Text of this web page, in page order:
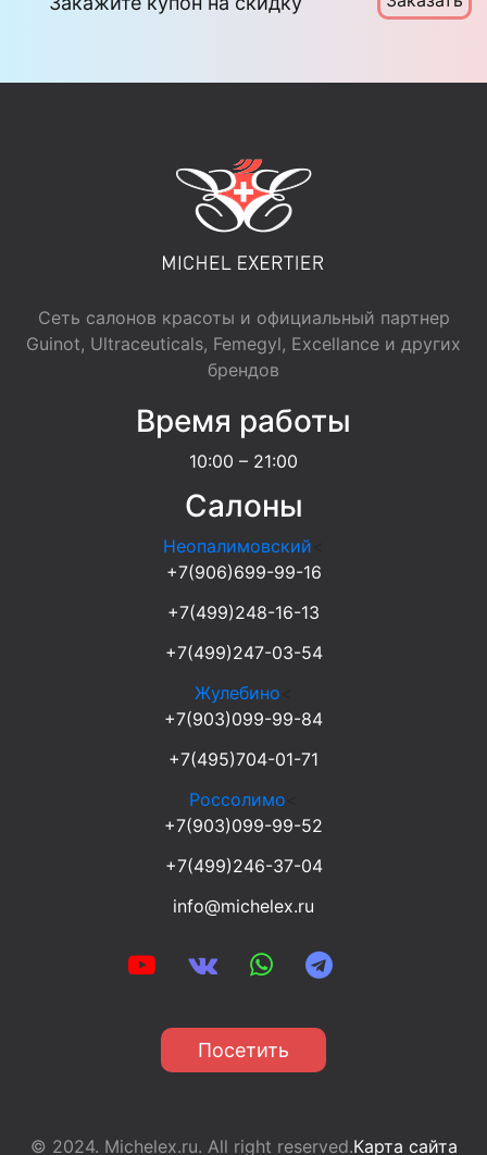
Сеть салонов красоты и официальный партнер
Guinot, Ultraceuticals, Femegyl, Excellance и других
брендов
Время работы
10:00 – 21:00
Салоны
Неопалимовский
+7(906)699-99-16
+7(499)248-16-13
+7(499)247-03-54
Жулебино
+7(903)099-99-84
+7(495)704-01-71
Россолимо
+7(903)099-99-52
+7(499)246-37-04
info@michelex.ru
Посетить
© 2024. Michelex.ru. All right reserved.Карта сайта